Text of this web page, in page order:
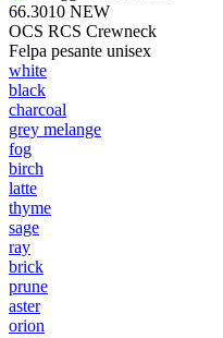
66.3010 NEW
OCS RCS Crewneck
Felpa pesante unisex
white
black
charcoal
grey melange
fog
birch
latte
thyme
sage
ray
brick
prune
aster
orion